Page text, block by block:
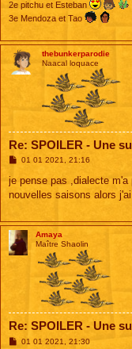
2e pitchu et Esteban
3e Mendoza et Tao
thebunkerparodie
Naacal loquace
Re: SPOILER - Une
M
s
s
a
01 01 2021, 21:16
je pense pas ,dialecte m'a
nouvelles saisons alors
Amaya
Maître Shaolin
Re: SPOILER - Une
M01 01 2021, 21:30